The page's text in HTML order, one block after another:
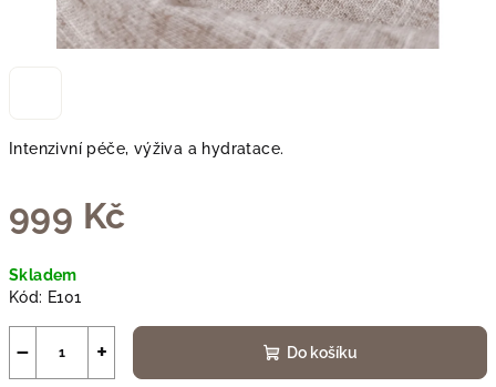
Intenzivní péče, výživa a hydratace.
999 Kč
cena:
Skladem
Kód: E101
+
− Do košíku